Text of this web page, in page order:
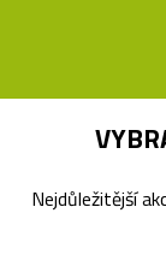
Nejdůležitější